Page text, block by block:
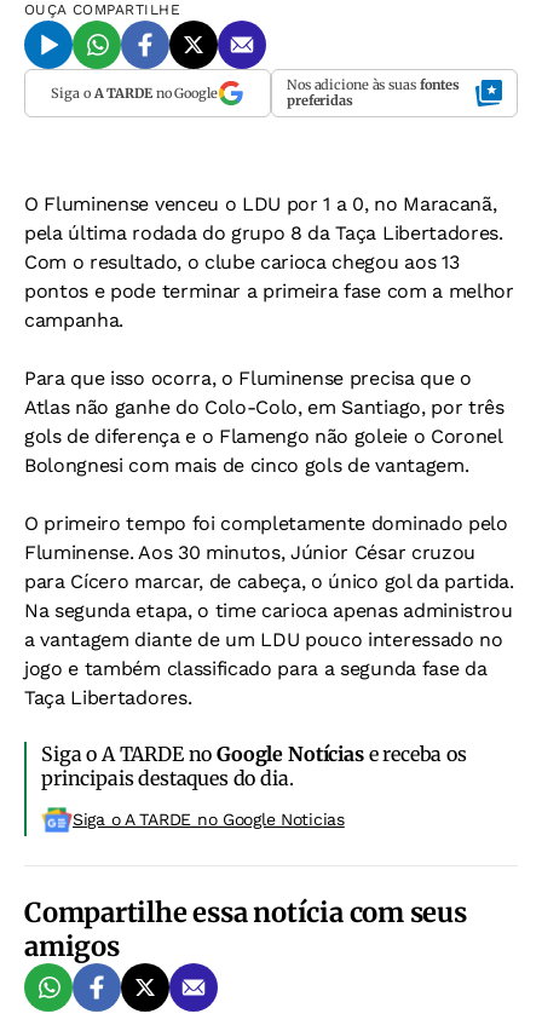
OUÇA COMPARTILHE
Siga o A TARDEno Google Nos adicione às suas fontes
preferidas
O Fluminense venceu o LDU por 1 a 0, no Maracanã,
pela última rodada do grupo 8 da Taça Libertadores.
Com o resultado, o clube carioca chegou aos 13
pontos e pode terminar a primeira fase com a melhor
campanha.
Para que isso ocorra, o Fluminense precisa que o
Atlas não ganhe do Colo-Colo, em Santiago, por três
gols de diferença e o Flamengo não goleie o Coronel
Bolongnesi com mais de cinco gols de vantagem.
O primeiro tempo foi completamente dominado pelo
Fluminense. Aos 30 minutos, Júnior César cruzou
para Cícero marcar, de cabeça, o único gol da partida.
Na segunda etapa, o time carioca apenas administrou
a vantagem diante de um LDU pouco interessado no
jogo e também classificado para a segunda fase da
Taça Libertadores.
Siga o A TARDE noGoogle Notíciase receba os
principais destaques do dia.
Siga o A TARDE no Google Noticias
Compartilhe essa notícia com seus
amigos